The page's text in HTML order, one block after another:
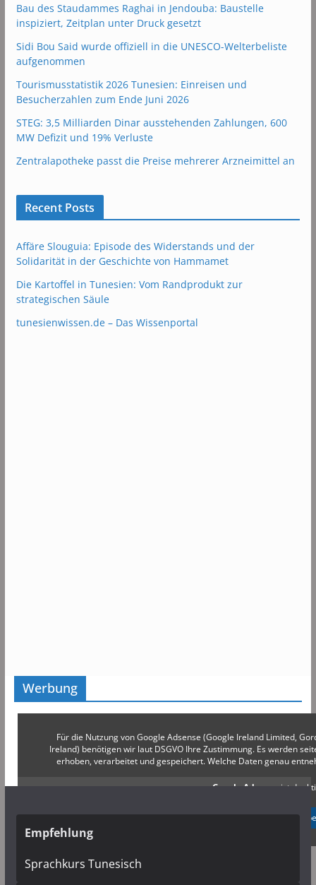
Bau des Staudammes Raghai in Jendouba: Baustelle
inspiziert, Zeitplan unter Druck gesetzt
Sidi Bou Said wurde offiziell in die UNESCO-Welterbeliste
aufgenommen
Tourismusstatistik 2026 Tunesien: Einreisen und
Besucherzahlen zum Ende Juni 2026
STEG: 3,5 Milliarden Dinar ausstehenden Zahlungen, 600
MW Defizit und 19% Verluste
Zentralapotheke passt die Preise mehrerer Arzneimittel an
Recent Posts
Affäre Slouguia: Episode des Widerstands und der
Solidarität in der Geschichte von Hammamet
Die Kartoffel in Tunesien: Vom Randprodukt zur
strategischen Säule
tunesienwissen.de – Das Wissenportal
Werbung
Für die Nutzung von Google Adsense (Google Ireland Limited,
Ireland) benötigen wir laut DSGVO Ihre Zustimmung. Es werden
erhoben, verarbeitet und gespeichert. Welche Daten genau
Google Adsense ist
✓ Erlauben
Empfehlung
Sprachkurs Tunesisch